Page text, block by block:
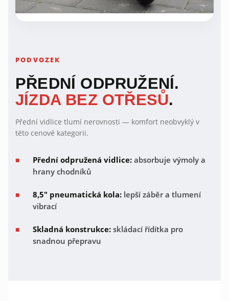
PODVOZEK
PŘEDNÍ ODPRUŽENÍ.
JÍZDA BEZ OTŘESŮ.
Přední vidlice tlumí nerovnosti — komfort neobvyklý v
této cenové kategorii.
Přední odpružená vidlice: absorbuje výmoly a
hrany chodníků
8,5" pneumatická kola: lepší záběr a tlumení
vibrací
Skladná konstrukce: skládací řídítka pro
snadnou přepravu